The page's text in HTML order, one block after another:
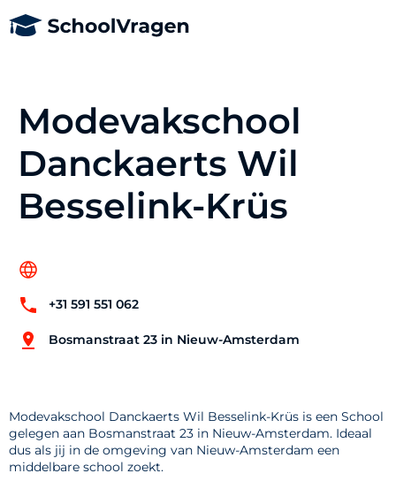
Modevakschool
Danckaerts Wil
Besselink-Krüs
+31 591 551 062
Bosmanstraat 23 in Nieuw-Amsterdam
Modevakschool Danckaerts Wil Besselink-Krüs is een School
gelegen aan Bosmanstraat 23 in Nieuw-Amsterdam. Ideaal
dus als jij in de omgeving van Nieuw-Amsterdam een
middelbare school zoekt.